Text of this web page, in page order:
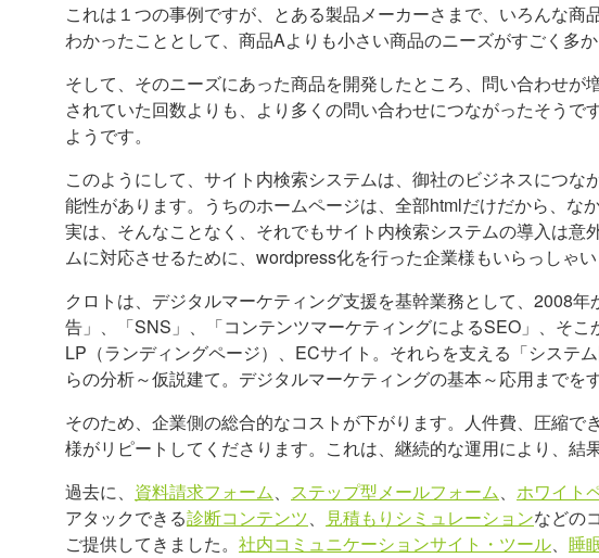
これは１つの事例ですが、とある製品メーカーさまで、いろんな
わかったこととして、商品Aよりも小さい商品のニーズがすごく多か
そして、そのニーズにあった商品を開発したところ、問い合わせ
されていた回数よりも、より多くの問い合わせにつながったそう
ようです。
このようにして、サイト内検索システムは、御社のビジネスにつ
能性があります。うちのホームページは、全部htmlだけだから、な
実は、そんなことなく、それでもサイト内検索システムの導入は
ムに対応させるために、wordpress化を行った企業様もいらっしゃい
クロトは、デジタルマーケティング支援を基幹業務として、2008
告」、「SNS」、「コンテンツマーケティングによるSEO」、そこ
LP（ランディングページ）、ECサイト。それらを支える「システ
らの分析～仮説建て。デジタルマーケティングの基本～応用までを
そのため、企業側の総合的なコストが下がります。人件費、圧縮
様がリピートしてくださります。これは、継続的な運用により、結
過去に、 資料請求フォーム、 ステップ型メールフォーム、 ホワイト
アタックできる診断コンテンツ、 見積もりシミュレーションなどの
ご提供してきました。 社内コミュニケーションサイト・ツール、 睡